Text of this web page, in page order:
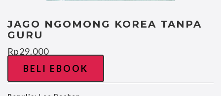
JAGO NGOMONG KOREA TANPA
GURU
Rp29.000
BELI EBOOK